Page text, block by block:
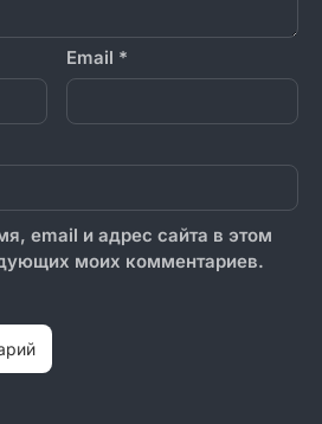
Email *
email и адрес сайта в этом
моих комментариев.